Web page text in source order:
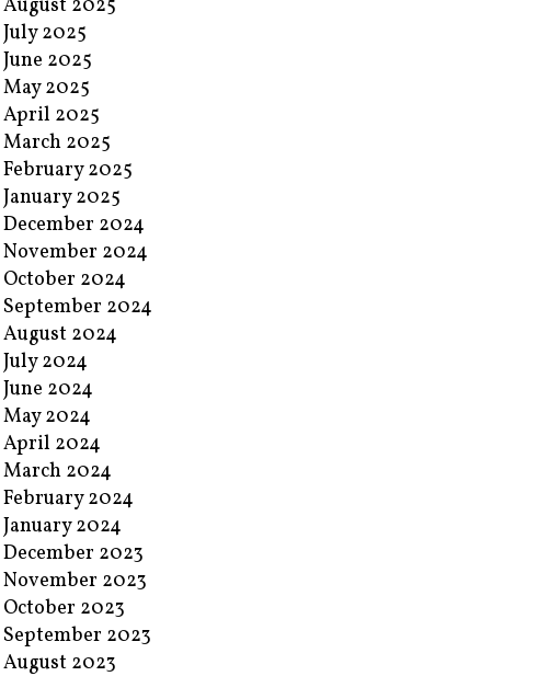
August 2025
July 2025
June 2025
May 2025
April 2025
March 2025
February 2025
January 2025
December 2024
November 2024
October 2024
September 2024
August 2024
July 2024
June 2024
May 2024
April 2024
March 2024
February 2024
January 2024
December 2023
November 2023
October 2023
September 2023
August 2023